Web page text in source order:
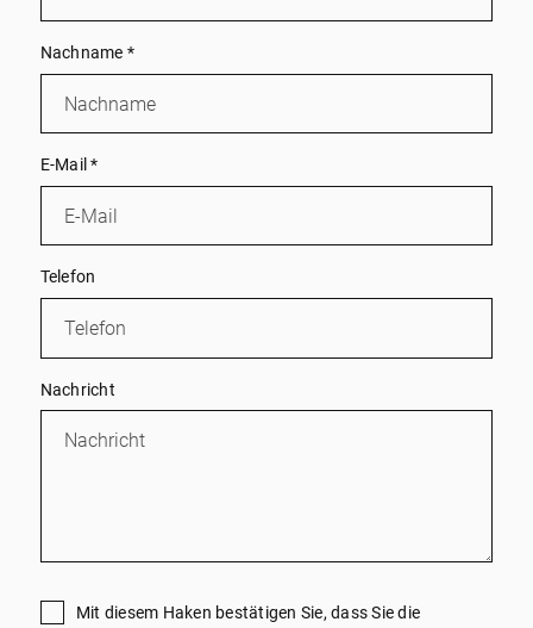
Nachname *
E-Mail*
Telefon
Nachricht
Mit diesem Haken bestätigen Sie, dass Sie die